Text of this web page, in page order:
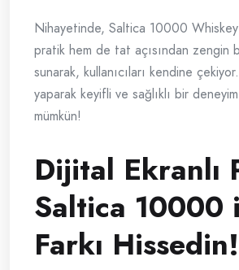
Nihayetinde, Saltica 10000
pratik hem de tat açısından zengin
sunarak, kullanıcıları kendine
yaparak keyifli ve sağlıklı bir
mümkün!
Dijital Ekranlı
Saltica 10000
Farkı Hissedin!